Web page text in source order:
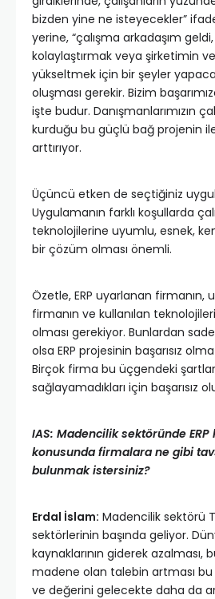
bizden yine ne isteyecekler”
yerine, “çalışma arkadaşım
kolaylaştırmak veya şirketimin
yükseltmek için bir şeyler
oluşması gerekir. Bizim
işte budur. Danışmanlarımızın
kurduğu bu güçlü bağ projenin
arttırıyor.
Üçüncü etken de seçtiğiniz
Uygulamanın farklı koşullarda
teknolojilerine uyumlu, esnek,
bir çözüm olması önemli.
Özetle, ERP uyarlanan firmanın,
firmanın ve kullanılan
olması gerekiyor. Bunlardan
olsa ERP projesinin başarısız
Birçok firma bu üçgendeki
sağlayamadıkları için başarısız
IAS: Madencilik sektöründe ERP
konusunda firmalara ne gibi
bulunmak istersiniz?
Erdal İslam: Madencilik sektörü
sektörlerinin başında geliyor.
kaynaklarının giderek azalması,
madene olan talebin artması
ve değerini gelecekte daha da